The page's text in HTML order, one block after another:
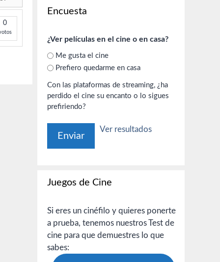
0
Encuesta
¿Ver películas en el cine o en casa?
Me gusta el cine
Prefiero quedarme en casa
Con las plataformas de streaming, ¿ha
perdido el cine su encanto o lo sigues
prefiriendo?
Ver resultados
Juegos de Cine
Si eres un cinéfilo y quieres ponerte
a prueba, tenemos nuestros Test de
cine para que demuestres lo que
sabes: